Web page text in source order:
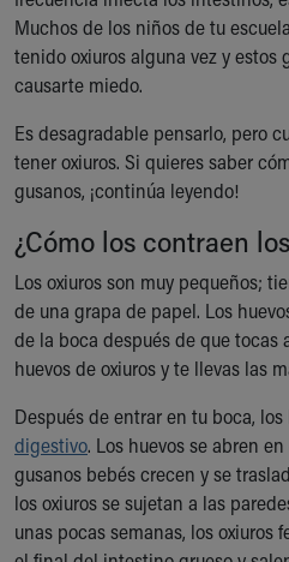
Ronald McDonald House Care
Health Centers
Symptom Checker
Price Estimates
Family Supports
Sports Health Services
Find a Pediatrics Location
Find a Pediatrician
MyChart
Make an Appointment
Breastfeeding Medicine
Safe Sleep for Babies
Safe Sleep
About Akron Children's
Who We Are
Building a Brighter Future
Muchos de los niños de tu
tenido oxiuros alguna vez y estos
causarte miedo.
Es desagradable pensarlo, pero
tener oxiuros. Si quieres saber
gusanos, ¡continúa leyendo!
¿Cómo los contraen
Los oxiuros son muy pequeños;
de una grapa de papel. Los
de la boca después de que tocas
huevos de oxiuros y te llevas las
Después de entrar en tu boca,
digestivo. Los huevos se abren
gusanos bebés crecen y se
los oxiuros se sujetan a las
unas pocas semanas, los oxiuros